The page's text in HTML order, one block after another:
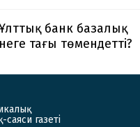
банк базалық
тағы төмендетті?
саяси газеті